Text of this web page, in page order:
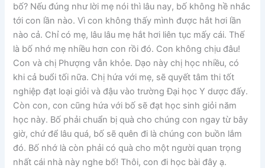
bố? Nếu đúng như lời mẹ nói thì lâu nay, bố không hề nhắc
tới con lần nào. Vì con không thấy mình được hắt hơi lần
nào cả. Chỉ có mẹ, lâu lâu mẹ hắt hơi liên tục mấy cái. Thế
là bố nhớ mẹ nhiều hơn con rồi đó. Con không chịu đâu!
Con và chị Phượng vẫn khỏe. Dạo này chị học nhiều, có
khi cả buổi tối nữa. Chị hứa với mẹ, sẽ quyết tâm thi tốt
nghiệp đạt loại giỏi và đậu vào trường Đại học Y dược đấy.
Còn con, con cũng hứa với bố sẽ đạt học sinh giỏi năm
học này. Bố phải chuẩn bị quà cho chúng con ngay từ bây
giờ, chứ để lâu quá, bố sẽ quên đi là chúng con buồn lắm
đó. Bố nhớ là còn phải có quà cho một người quan trọng
nhất cái nhà này nghe bố! Thôi, con đi học bài đây ạ.